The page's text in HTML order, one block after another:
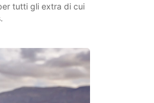
tutti gli extra di cui